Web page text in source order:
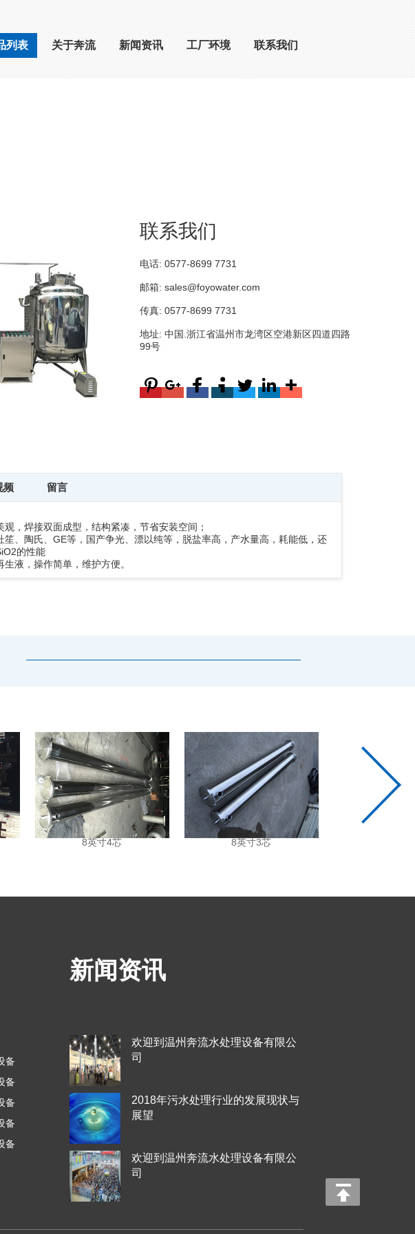
列表 关于奔流 新闻资讯 工厂环境 联系我们
联系我们
电话: 0577-8699 7731
邮箱: sales@foyowater.com
传真: 0577-8699 7731
地址: 中国.浙江省温州市龙湾区空港新区四道四路
99号
频 留言
，焊接双面成型，结构紧凑，节省安装空间；
、陶氏、GE等，国产争光、漂以纯等，脱盐率高，产水量高，耗能低，还
的性能
液，操作简单，维护方便。
8英寸4芯 8英寸3芯
备
备
备
备
备
新闻资讯
欢迎到温州奔流水处理设备有限公
司
2018年污水处理行业的发展现状与
展望
欢迎到温州奔流水处理设备有限公
司